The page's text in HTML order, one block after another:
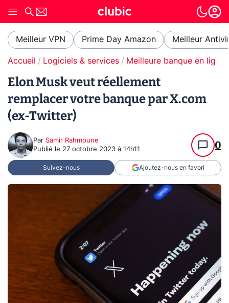
Meilleur VPN Prime Day Amazon Meilleur
Accueil Logiciels & services Meilleure banque en ligne
Elon Musk veut réellement
remplacer votre banque par X.com
(ex-Twitter)
Par Samir Rahmoune
Publié le 27 octobre 2023 à 14h11 0
Suivez-nous Ajoutez-nous en favori